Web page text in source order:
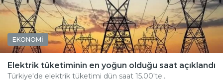
EKONOMİ
Elektrik tüketiminin en yoğun olduğu saat açıklandı
Türkiye'de elektrik tüketimi dün saat 15.00'te...